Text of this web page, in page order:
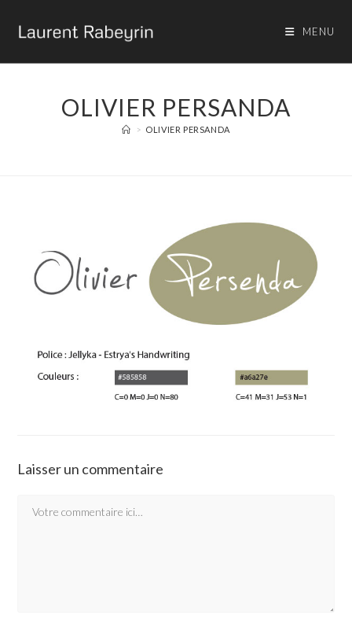
MENU
OLIVIER PERSANDA
> OLIVIER PERSANDA
Laisser un commentaire